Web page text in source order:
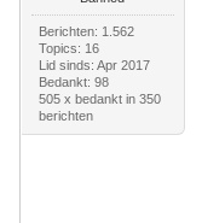
Berichten: 1.562
Topics: 16
Lid sinds: Apr 2017
Bedankt: 98
505 x bedankt in 350
berichten